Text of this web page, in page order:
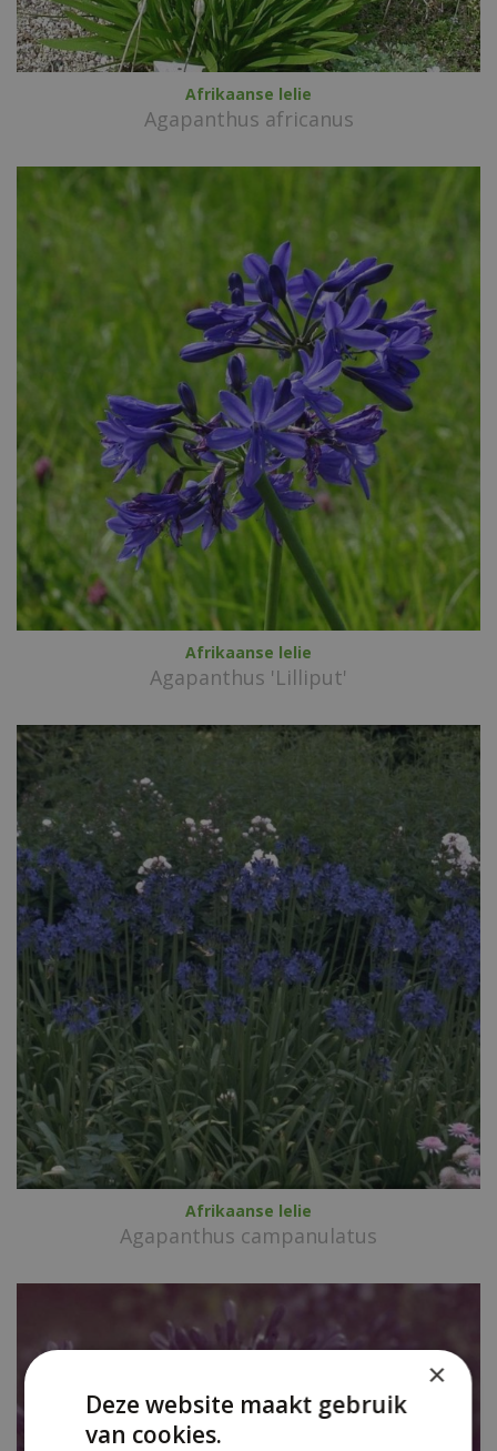
Afrikaanse lelie
Agapanthus africanus
Afrikaanse lelie
Agapanthus 'Lilliput'
Afrikaanse lelie
Agapanthus campanulatus
×
Deze website maakt gebruik
van cookies.